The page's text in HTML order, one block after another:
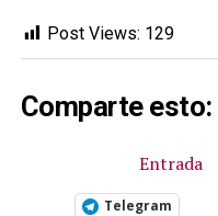
Post Views: 129
Comparte esto:
Entrada
Telegram